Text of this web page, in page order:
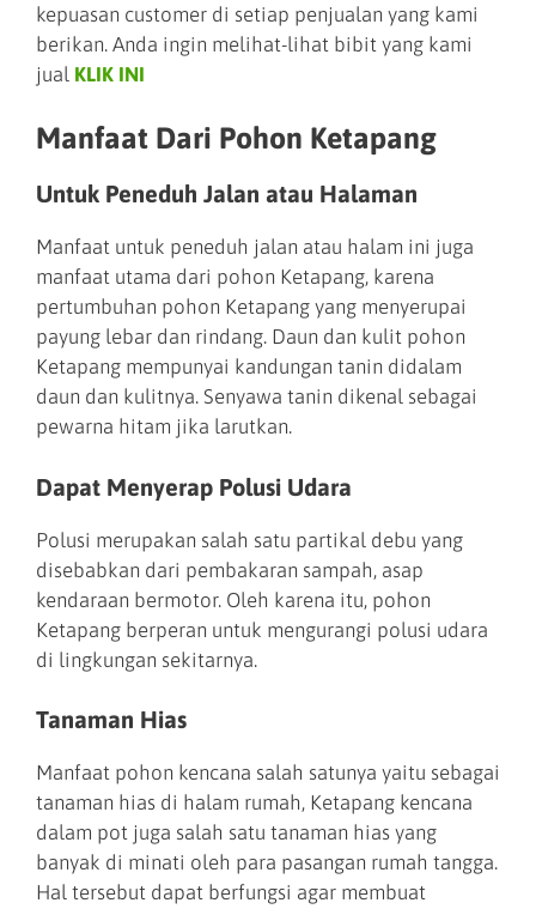
kepuasan customer di setiap penjualan yang kami
berikan. Anda ingin melihat-lihat bibit yang kami
jual KLIK INI
Manfaat Dari Pohon Ketapang
Untuk Peneduh Jalan atau Halaman
Manfaat untuk peneduh jalan atau halam ini juga
manfaat utama dari pohon Ketapang, karena
pertumbuhan pohon Ketapang yang menyerupai
payung lebar dan rindang. Daun dan kulit pohon
Ketapang mempunyai kandungan tanin didalam
daun dan kulitnya. Senyawa tanin dikenal sebagai
pewarna hitam jika larutkan.
Dapat Menyerap Polusi Udara
Polusi merupakan salah satu partikal debu yang
disebabkan dari pembakaran sampah, asap
kendaraan bermotor. Oleh karena itu, pohon
Ketapang berperan untuk mengurangi polusi udara
di lingkungan sekitarnya.
Tanaman Hias
Manfaat pohon kencana salah satunya yaitu sebagai
tanaman hias di halam rumah, Ketapang kencana
dalam pot juga salah satu tanaman hias yang
banyak di minati oleh para pasangan rumah tangga.
Hal tersebut dapat berfungsi agar membuat